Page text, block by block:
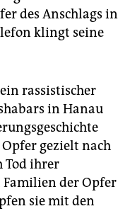
des Anschlags in
klingt seine
rassistischer
in Hanau
Opfer gezielt nach
Tod ihrer
der Opfer
sie mit den